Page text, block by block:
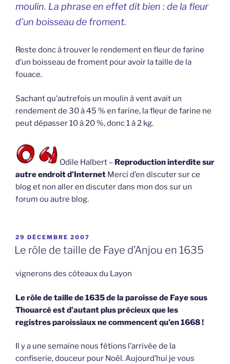
moulin. La phrase en effet dit bien : de la fleur
d’un boisseau de froment.
Reste donc à trouver le rendement en fleur de farine
d’un boisseau de froment pour avoir la taille de la
fouace.
Sachant qu’autrefois un moulin à vent avait un
rendement de 30 à 45 % en farine, la fleur de farine ne
peut dépasser 10 à 20 %, donc 1 à 2 kg.
Odile Halbert – Reproduction interdite sur
autre endroit d’Internet Merci d’en discuter sur ce
blog et non aller en discuter dans mon dos sur un
forum ou autre blog.
PUBLIÉ
LE
29 DÉCEMBRE 2007
Le rôle de taille de Faye d’Anjou en 1635
vignerons des côteaux du Layon
Le rôle de taille de 1635 de la paroisse de Faye sous
Thouarcé est d’autant plus précieux que les
registres paroissiaux ne commencent qu’en 1668 !
Il y a une semaine nous fêtions l’arrivée de la
confiserie, douceur pour Noël. Aujourd’hui je vous